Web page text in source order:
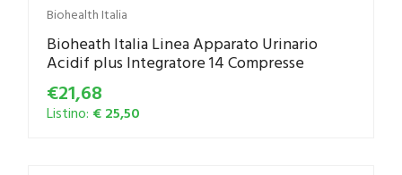
Biohealth Italia
Bioheath Italia Linea Apparato Urinario
Acidif plus Integratore 14 Compresse
€21,68
Listino: € 25,50